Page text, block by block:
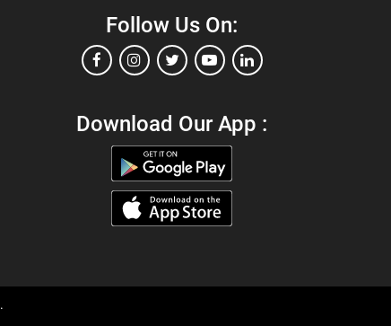
Follow Us On:
Download Our App :
.